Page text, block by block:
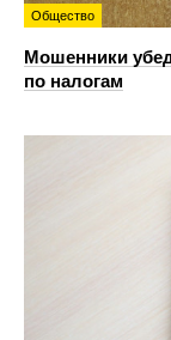
Общество
Мошенники
по налогам